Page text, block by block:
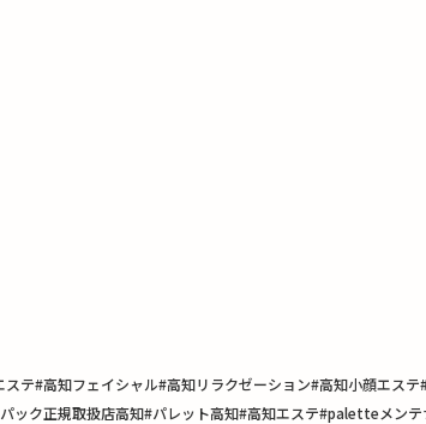
#高知フェイシャル#高知リラクゼーション#高知小顔エス
ック正規取扱店高知#パレット高知#高知エステ#paletteメン